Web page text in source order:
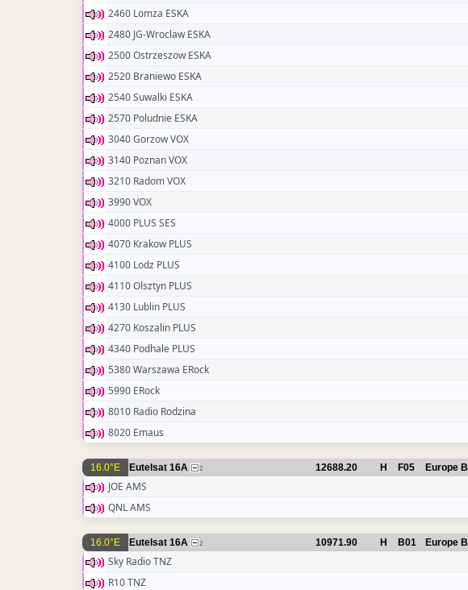
2460 Lomza ESKA
2480 JG-Wroclaw ESKA
2500 Ostrzeszow ESKA
2520 Braniewo ESKA
2540 Suwalki ESKA
2570 Poludnie ESKA
3040 Gorzow VOX
3140 Poznan VOX
3210 Radom VOX
3990 VOX
4000 PLUS SES
4070 Krakow PLUS
4100 Lodz PLUS
4110 Olsztyn PLUS
4130 Lublin PLUS
4270 Koszalin PLUS
4340 Podhale PLUS
5380 Warszawa ERock
5990 ERock
8010 Radio Rodzina
8020 Emaus
16.0°E Eutelsat 16A 2 12688.20 H F05 Europe B
JOE AMS
QNL AMS
16.0°E Eutelsat 16A 2 10971.90 H B01 Europe B
Sky Radio TNZ
R10 TNZ